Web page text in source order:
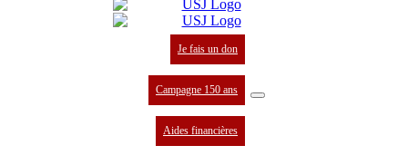
Je fais un don
Campagne 150 ans
Aides financières